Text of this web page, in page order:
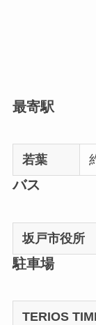
最寄駅
若葉
バス
坂戸市役所
駐車場
TERIOS